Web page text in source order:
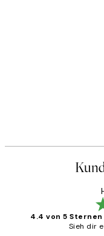
4.4 von 5 Sternen
Sieh dir